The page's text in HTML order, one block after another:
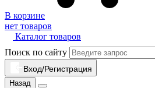
В корзине
нет товаров
Каталог товаров
Поиск по сайту
Вход/Регистрация
Назад